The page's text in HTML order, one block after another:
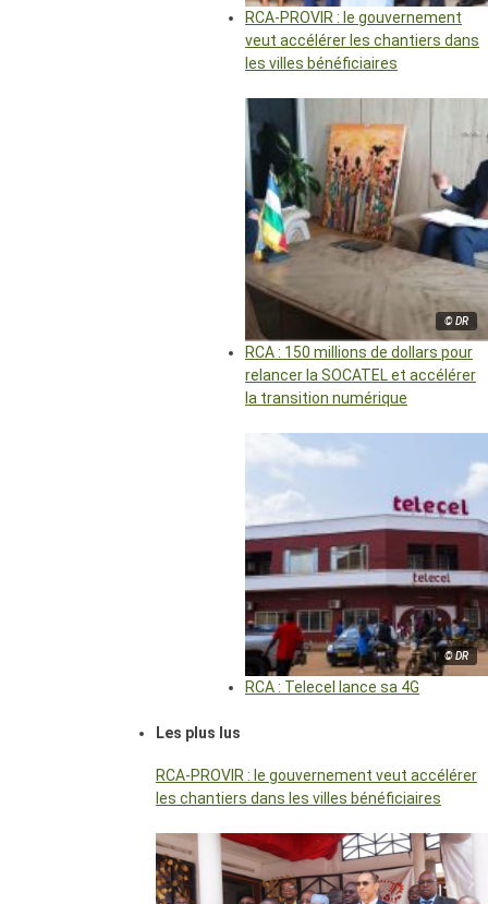
RCA-PROVIR : le gouvernement
veut accélérer les chantiers dans
les villes bénéficiaires
© DR
RCA : 150 millions de dollars pour
relancer la SOCATEL et accélérer
la transition numérique
© DR
RCA : Telecel lance sa 4G
Les plus lus
RCA-PROVIR : le gouvernement veut accélérer
les chantiers dans les villes bénéficiaires